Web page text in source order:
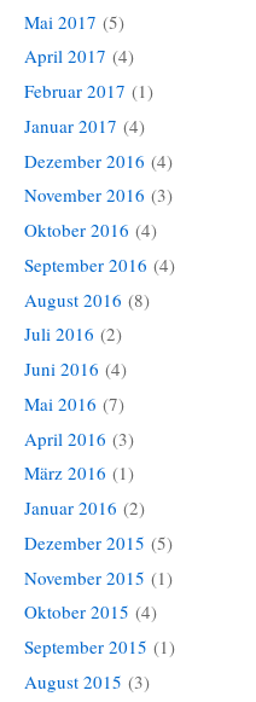
Mai 2017 (5)
April 2017 (4)
Februar 2017 (1)
Januar 2017 (4)
Dezember 2016 (4)
November 2016 (3)
Oktober 2016 (4)
September 2016 (4)
August 2016 (8)
Juli 2016 (2)
Juni 2016 (4)
Mai 2016 (7)
April 2016 (3)
März 2016 (1)
Januar 2016 (2)
Dezember 2015 (5)
November 2015 (1)
Oktober 2015 (4)
September 2015 (1)
August 2015 (3)